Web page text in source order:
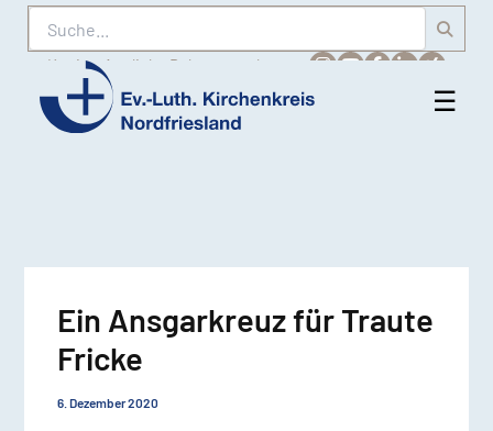
Suche
Karriere Amtliche Bekanntmachungen
Ev.-
☰
Ein Ansgarkreuz für Traute
Fricke
6. Dezember 2020